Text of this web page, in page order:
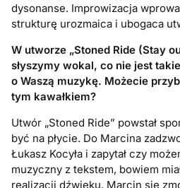
dysonanse. Improwizacja
strukturę urozmaica i ubogaca
W utworze „Stoned Ride (Stay
słyszymy wokal, co nie jest
o Waszą muzykę. Możecie
tym kawałkiem?
Utwór „Stoned Ride” powstał
być na płycie. Do Marcina
Łukasz Kocyła i zapytał czy
muzyczny z tekstem, bowiem
realizacji dźwięku. Marcin się